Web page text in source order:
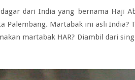
dari India yang bernama Haji
Palembang. Martabak ini asli India?
martabak HAR? Diambil dari